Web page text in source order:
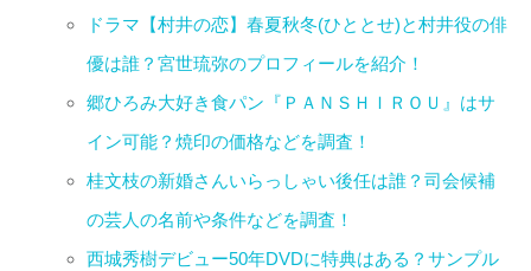
ドラマ【村井の恋】春夏秋冬(ひととせ)と村井役の俳
優は誰？宮世琉弥のプロフィールを紹介！
郷ひろみ大好き食パン『ＰＡＮＳＨＩＲＯＵ』はサ
イン可能？焼印の価格などを調査！
桂文枝の新婚さんいらっしゃい後任は誰？司会候補
の芸人の名前や条件などを調査！
西城秀樹デビュー50年DVDに特典はある？サンプル